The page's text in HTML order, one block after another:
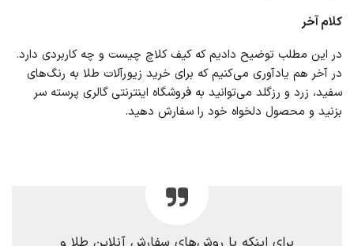
کلام آخر
در این مطلب توضیح دادیم که کیف کلاچ چیست و چه کاربردی دارد.
در آخر هم یادآوری می‌کنیم که برای خرید زیورآلات طلا به رنگ‌های
سفید، زرد و رزگلد می‌توانید به فروشگاه اینترنتی گالری پرسته سر
بزنید و محصول دلخواه خود را سفارش دهید.